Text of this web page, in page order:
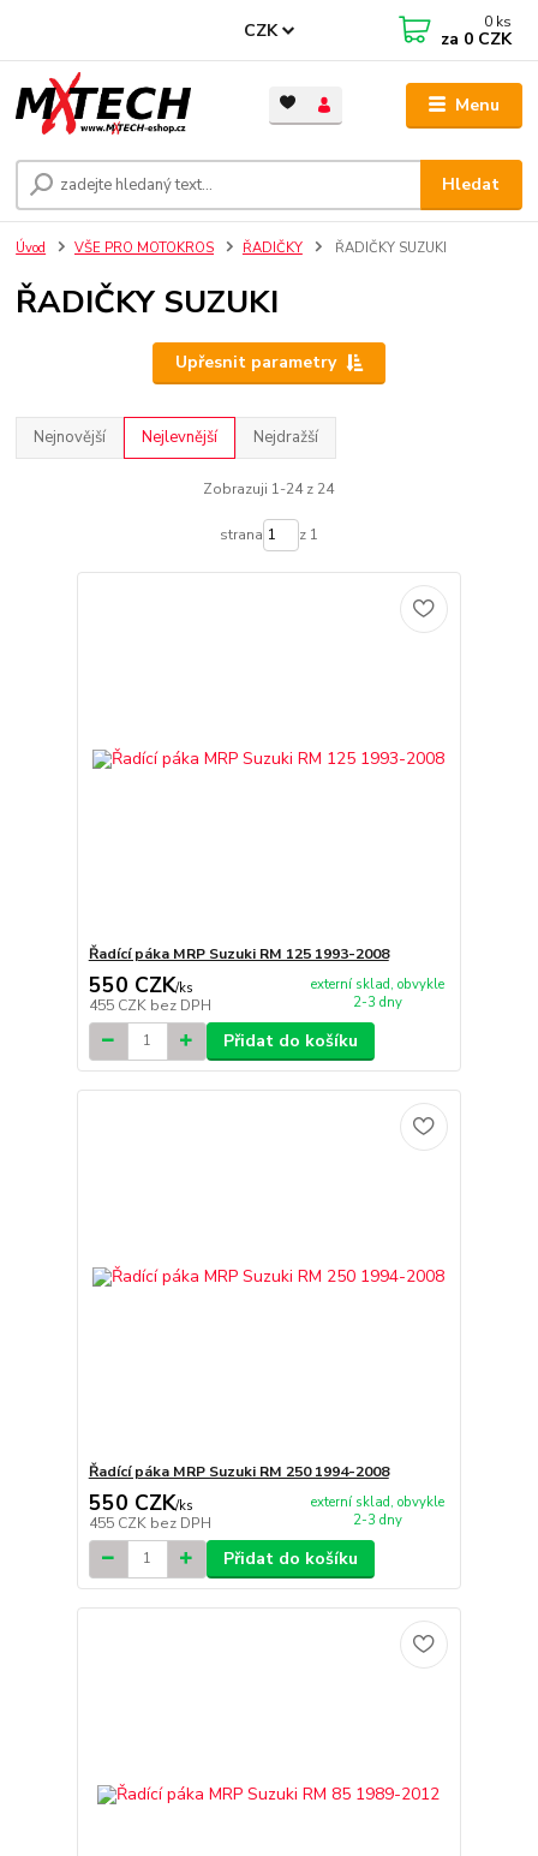
Menu
CZK
Hledat
0 ks
za 0 CZK
Úvod VŠE PRO MOTOKROS ŘADIČKY ŘADIČKY SUZUKI
ŘADIČKY SUZUKI
Upřesnit parametry
Nejnovější Nejlevnější Nejdražší
Zobrazuji 1-24 z 24
strana z 1
Řadící páka MRP Suzuki RM 125 1993-2008
550 CZK/ks
455 CZK bez DPH
externí sklad, obvykle
2-3 dny
Přidat do košíku
Řadící páka MRP Suzuki RM 250 1994-2008
550 CZK/ks
455 CZK bez DPH
externí sklad, obvykle
2-3 dny
Přidat do košíku